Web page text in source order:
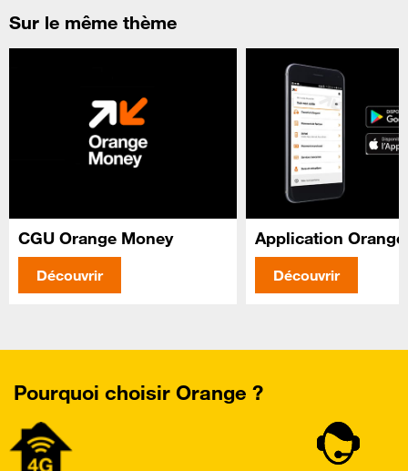
Sur le même thème
CGU Orange Money
Découvrir
Application
Découvrir
Pourquoi choisir Orange ?